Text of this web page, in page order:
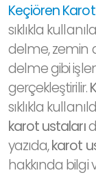
Keçiören Karot
sıklıkla
delme, zemin
delme gibi
gerçekleştirilir.
sıklıkla
karot ustaları
yazıda,karot
hakkında bilgi